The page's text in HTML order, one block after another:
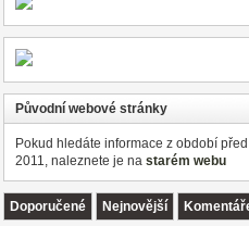
Původní webové stránky
Pokud hledáte informace z období
2011, naleznete je na starém webu
Doporučené Nejnovější